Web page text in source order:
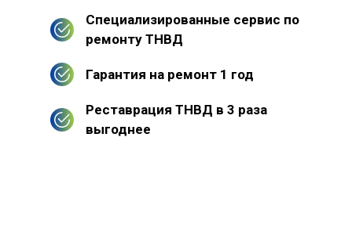
Специализированные сервис по
ремонту ТНВД
Гарантия на ремонт 1 год
Реставрация ТНВД в 3 раза
выгоднее